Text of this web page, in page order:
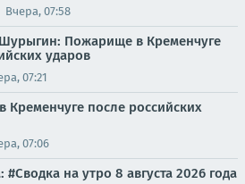
Вчера, 07:58
Пожарище в Кременчуге
ударов
07:21
Кременчуге после российских
07:06
на утро 8 августа 2026 года